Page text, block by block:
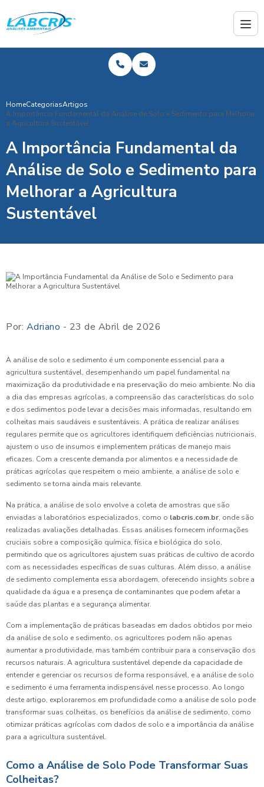
HomeCategoriasArtigos
A Importância Fundamental da Análise de Solo e Sedimento para Melhorar
a Agricultura Sustentável
A Importância Fundamental da
Análise de Solo e Sedimento para
Melhorar a Agricultura
Sustentável
Por: Adriano - 23 de Abril de 2026
A análise de solo e sedimento é um componente essencial para a
agricultura sustentável, desempenhando um papel fundamental na
maximização da produtividade e na preservação do meio ambiente. No dia
a dia das empresas agrícolas, a compreensão das características do solo
e dos sedimentos pode levar a decisões mais informadas, resultando em
colheitas mais saudáveis e sustentáveis. A prática de realizar análises
regulares permite que os agricultores identifiquem deficiências nutricionais,
ajustem o uso de insumos e implementem práticas de manejo mais
eficazes. Com a crescente demanda por alimentos e a necessidade de
práticas agrícolas que respeitem o meio ambiente, a análise de solo e
sedimento se torna ainda mais relevante.
Na prática, a análise de solo envolve a coleta de amostras que são
enviadas a laboratórios especializados, como o labcris.com.br, onde são
realizadas avaliações detalhadas. Essas análises fornecem informações
cruciais sobre a composição química, física e biológica do solo,
permitindo que os agricultores ajustem suas práticas de cultivo de acordo
com as necessidades específicas de suas culturas. Além disso, a análise
de sedimento complementa essa abordagem, oferecendo insights sobre a
qualidade da água e a presença de contaminantes que podem afetar a
saúde das plantas e a segurança alimentar.
Com a implementação de práticas baseadas em dados obtidos por meio
da análise de solo e sedimento, os agricultores podem não apenas
aumentar a produtividade, mas também contribuir para a conservação dos
recursos naturais. A agricultura sustentável depende da capacidade de
entender e gerenciar os recursos de forma responsável, e a análise de solo
e sedimento é uma ferramenta indispensável nesse processo. Ao longo
deste artigo, exploraremos em profundidade como a análise de solo pode
transformar suas colheitas, os benefícios da análise de sedimento, como
otimizar práticas agrícolas com dados de solo e a importância da análise
para a agricultura sustentável.
Como a Análise de Solo Pode Transformar Suas
Colheitas?